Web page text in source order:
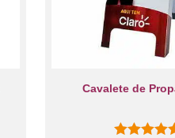
Cavalete de